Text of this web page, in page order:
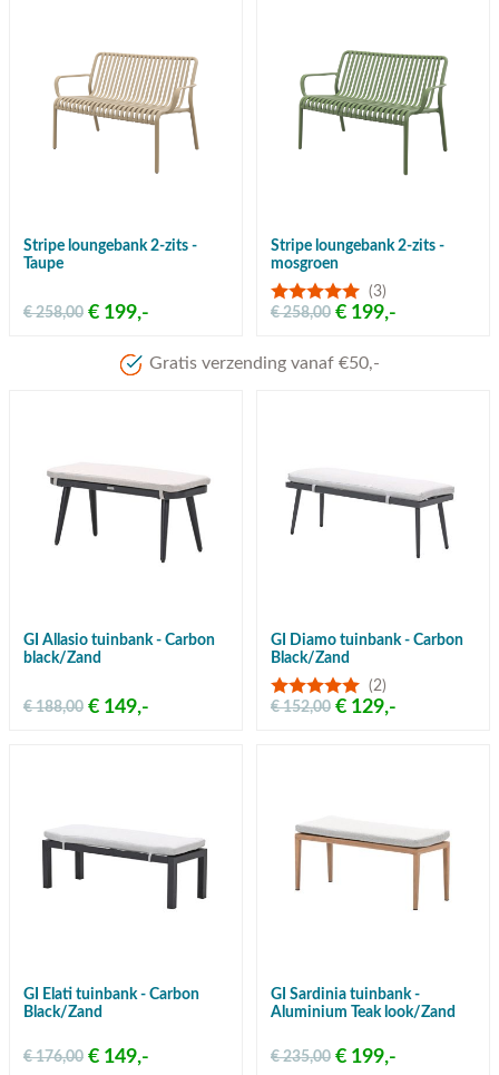
Stripe loungebank 2-zits -
Taupe
€ 199,-
€ 258,00
Stripe loungebank 2-zits -
mosgroen
(3)
€ 199,-
€ 258,00
Gratis verzending vanaf €50,-
GI Allasio tuinbank - Carbon
black/Zand
€ 149,-
€ 188,00
GI Diamo tuinbank - Carbon
Black/Zand
(2)
€ 129,-
€ 152,00
GI Elati tuinbank - Carbon
Black/Zand
€ 149,-
€ 176,00
GI Sardinia tuinbank -
Aluminium Teak look/Zand
€ 199,-
€ 235,00